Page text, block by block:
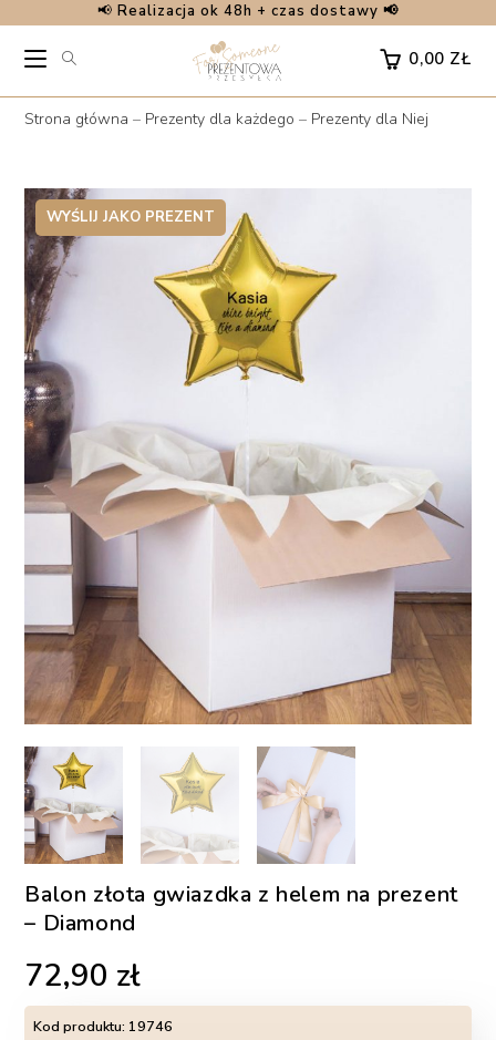
content
📢 Realizacja ok 48h + czas dostawy 📢
0,00 ZŁ
Strona główna – Prezenty dla każdego – Prezenty dla Niej
WYŚLIJ JAKO PREZENT
Balon złota gwiazdka z helem na prezent
– Diamond
72,90 zł
Kod produktu: 19746